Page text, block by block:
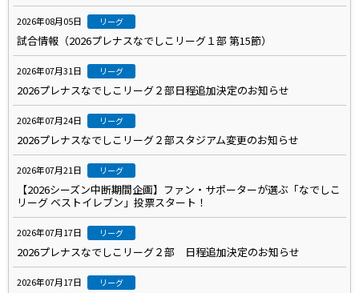
2026年08月05日 リーグ
試合情報（2026プレナスなでしこリーグ１部 第15節）
2026年07月31日 リーグ
2026プレナスなでしこリーグ２部日程追加決定のお知らせ
2026年07月24日 リーグ
2026プレナスなでしこリーグ２部スタジアム変更のお知らせ
2026年07月21日 リーグ
【2026シーズン中断期間企画】ファン・サポーターが選ぶ「なでしこ
リーグ ベストイレブン」投票スタート！
2026年07月17日 リーグ
2026プレナスなでしこリーグ２部 日程追加決定のお知らせ
2026年07月17日 リーグ